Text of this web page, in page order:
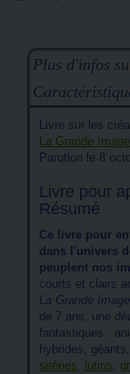
Plus d'infos
Livre sur les
La Grande
Parution le 8
Livre pour
Résumé
Ce livre pour
dans l'univers
peuplent nos
courts et clairs
La Grande
de 7 ans, une
fantastiques :
hybrides,
sirènes, lutins,